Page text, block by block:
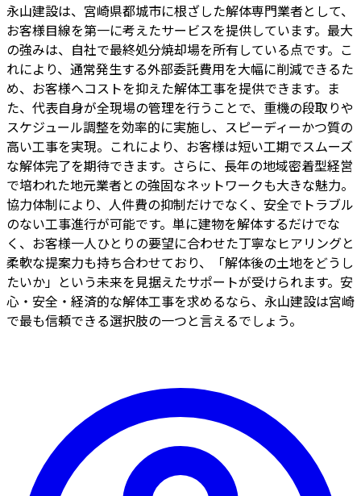
永山建設は、宮崎県都城市に根ざした解体専門業者として、
お客様目線を第一に考えたサービスを提供しています。最大
の強みは、自社で最終処分焼却場を所有している点です。こ
れにより、通常発生する外部委託費用を大幅に削減できるた
め、お客様へコストを抑えた解体工事を提供できます。ま
た、代表自身が全現場の管理を行うことで、重機の段取りや
スケジュール調整を効率的に実施し、スピーディーかつ質の
高い工事を実現。これにより、お客様は短い工期でスムーズ
な解体完了を期待できます。さらに、長年の地域密着型経営
で培われた地元業者との強固なネットワークも大きな魅力。
協力体制により、人件費の抑制だけでなく、安全でトラブル
のない工事進行が可能です。単に建物を解体するだけでな
く、お客様一人ひとりの要望に合わせた丁寧なヒアリングと
柔軟な提案力も持ち合わせており、「解体後の土地をどうし
たいか」という未来を見据えたサポートが受けられます。安
心・安全・経済的な解体工事を求めるなら、永山建設は宮崎
で最も信頼できる選択肢の一つと言えるでしょう。